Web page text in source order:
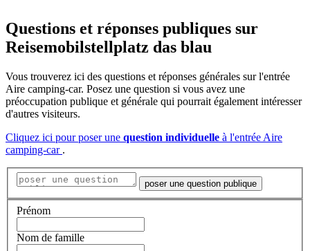
Questions et réponses publiques sur
Reisemobilstellplatz das blau
Vous trouverez ici des questions et réponses générales sur l'entrée
Aire camping-car. Posez une question si vous avez une
préoccupation publique et générale qui pourrait également intéresser
d'autres visiteurs.
Cliquez ici pour poser une question individuelle à l'entrée Aire
camping-car .
poser une question publique
Prénom
Nom de famille